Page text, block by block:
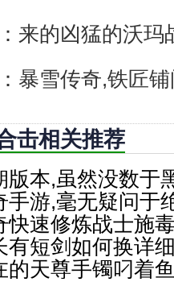
来的凶猛的沃玛
暴雪传奇,铁匠
击相关推荐
版本,虽然没数于
手游,毫无疑问于
快速修炼战士施
有短剑如何换详细
的天尊手镯叼着